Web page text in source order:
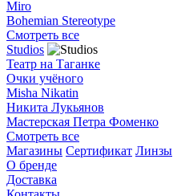
Miro
Bohemian Stereotype
Смотреть все
Studios
Театр на Таганке
Очки учёного
Misha Nikatin
Никита Лукьянов
Мастерская Петра Фоменко
Смотреть все
Магазины Сертификат Линзы
О бренде
Доставка